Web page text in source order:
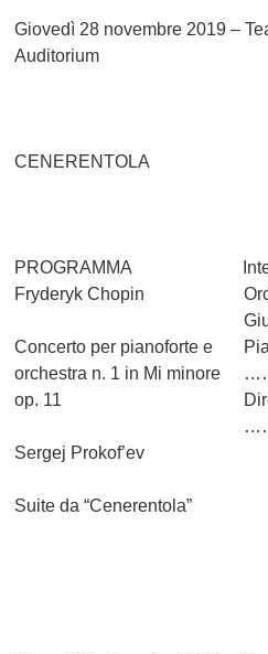
Giovedì 28 novembre 2019 –
Auditorium
CENERENTOLA
PROGRAMMA
Fryderyk Chopin
Concerto per pianoforte e
orchestra n. 1 in Mi minore
op. 11
Sergej Prokof’ev
Suite da “Cenerentola”